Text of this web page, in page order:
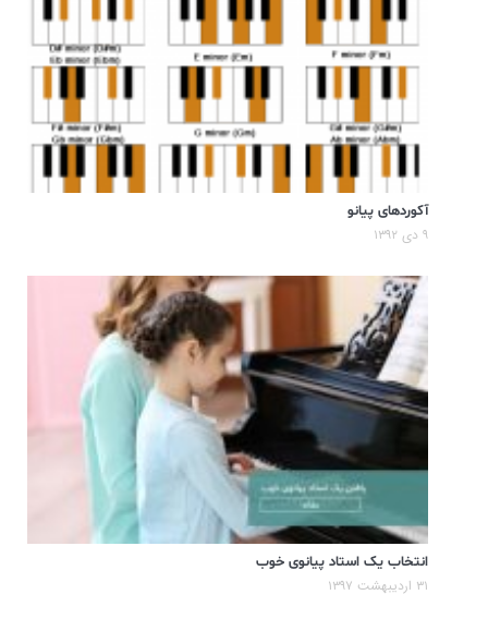
آکوردهای پیانو
۹ دی ۱۳۹۲
انتخاب یک استاد پیانوی خوب
۳۱ اردیبهشت ۱۳۹۷